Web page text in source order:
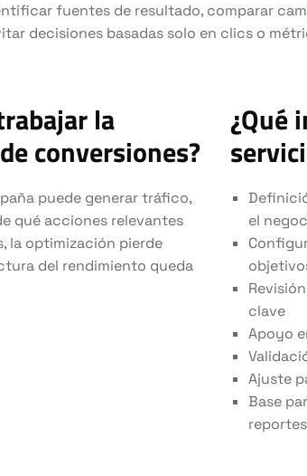
fuentes de resultado, comparar
decisiones basadas solo en clics o
la
conversiones?
puede generar tráfico,
qué acciones relevantes
la optimización pierde
del rendimiento queda
¿Qué
el
clave
Apoyo
Ajuste
Base
reportes